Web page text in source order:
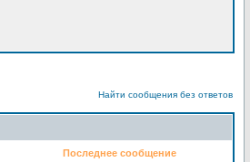
Найти сообщения без ответов
Последнее сообщение